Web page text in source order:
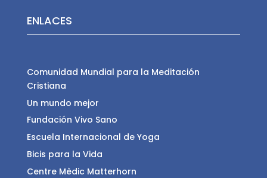
ENLACES
Comunidad Mundial para la Meditación
Cristiana
Un mundo mejor
Fundación Vivo Sano
Escuela Internacional de Yoga
Bicis para la Vida
Centre Mèdic Matterhorn